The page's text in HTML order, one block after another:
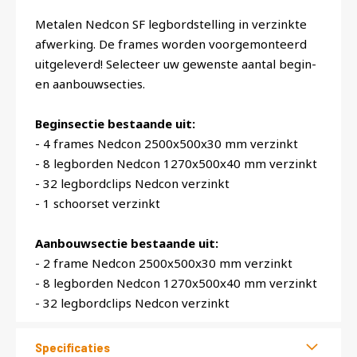
Metalen Nedcon SF legbordstelling in verzinkte
afwerking. De frames worden voorgemonteerd
uitgeleverd! Selecteer uw gewenste aantal begin-
en aanbouwsecties.
Beginsectie bestaande uit:
- 4 frames Nedcon 2500x500x30 mm verzinkt
- 8 legborden Nedcon 1270x500x40 mm verzinkt
- 32 legbordclips Nedcon verzinkt
- 1 schoorset verzinkt
Aanbouwsectie bestaande uit:
- 2 frame Nedcon 2500x500x30 mm verzinkt
- 8 legborden Nedcon 1270x500x40 mm verzinkt
- 32 legbordclips Nedcon verzinkt
Specificaties